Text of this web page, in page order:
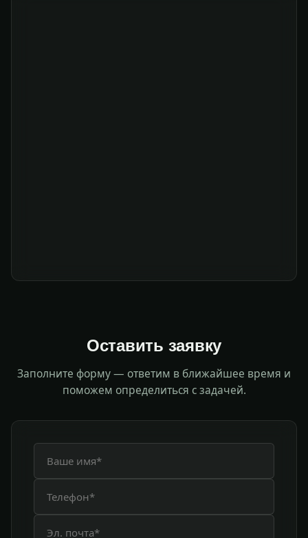
Оставить заявку
Заполните форму — ответим в ближайшее время и
поможем определиться с задачей.